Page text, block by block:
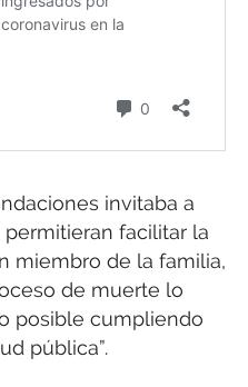
invitaba a
facilitar la
miembro de la familia,
de muerte lo
posible cumpliendo
pública”.